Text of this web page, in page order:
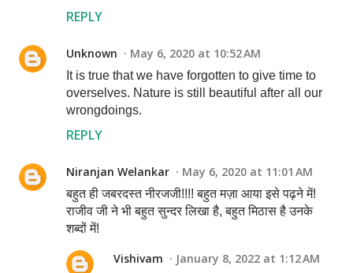
REPLY
Unknown May 6, 2020 at 10:52 AM
It is true that we have forgotten to give time to
overselves. Nature is still beautiful after all our
wrongdoings.
REPLY
Niranjan Welankar May 6, 2020 at 11:01 AM
बहुत ही जबरदस्त नीरजजी!!!! बहुत मज़ा आया इसे पढ़ने में!
राजीव जी ने भी बहुत सुन्दर लिखा है, बहुत मिठास है उनके
शब्दों में!
Vishivam January 8, 2022 at 1:12 AM